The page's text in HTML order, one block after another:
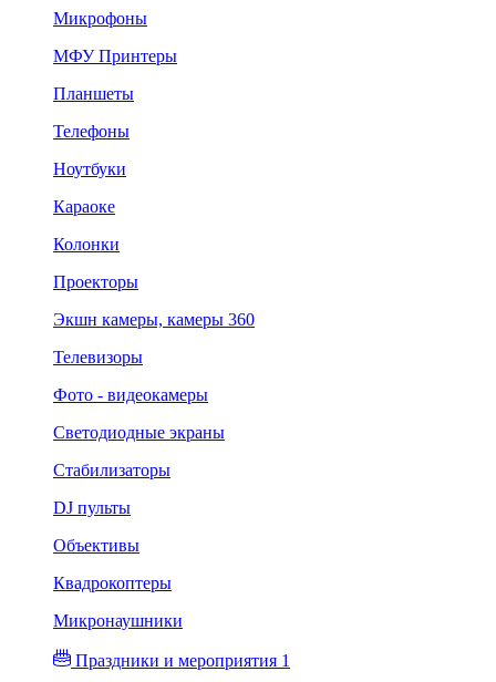
Микрофоны
МФУ Принтеры
Планшеты
Телефоны
Ноутбуки
Караоке
Колонки
Проекторы
Экшн камеры, камеры 360
Телевизоры
Фото - видеокамеры
Светодиодные экраны
Стабилизаторы
DJ пульты
Объективы
Квадрокоптеры
Микронаушники
Праздники и мероприятия 1